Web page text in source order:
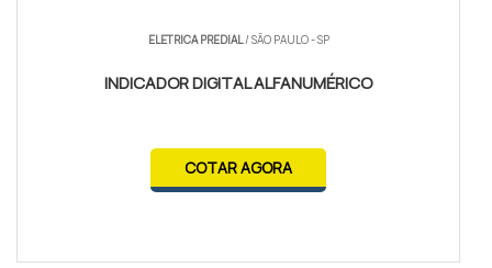
ELETRICA PREDIAL/ SÃO PAULO - SP
INDICADOR DIGITAL ALFANUMÉRICO
COTAR AGORA